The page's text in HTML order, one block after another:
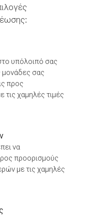
υπόλοιπό σας
μονάδες σας
προς
χαμηλές τιμές
να
προορισμούς
με τις χαμηλές